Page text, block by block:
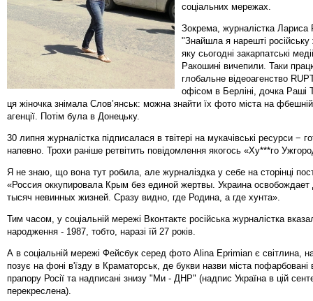
соціальних мережах.
Зокрема, журналістка
"Знайшла я нарешті російську
яку сьогодні закарпатські
Ракошині вичепили. Таки
глобальне відеоагенство
офісом в Берліні, дочка Раші
ця жіночка знімала Слов’янськ: можна знайти їх фото міста на фбешній
агенції. Потім була в Донецьку.
30 липня журналістка підписалася в твітері на мукачівські ресурси −
напевно. Трохи раніше ретвітить повідомлення якогось «Ху***го
Я не знаю, що вона тут робила, але журналіздка у себе на сторінці
«Россия оккупировала Крым без единой жертвы. Украина освобождает
тысяч невинных жизней. Сразу видно, где Родина, а где хунта».
Тим часом, у соціальній мережі Вконтактє російська журналістка
народження - 1987, тобто, наразі їй 27 років.
А в соціальній мережі Фейсбук серед фото Alina Eprimian є світлина,
позує на фоні в'їзду в Краматорськ, де букви назви міста пофарбовані
прапору Росії та надписані знизу "Ми - ДНР" (надпис Україна в цій
перекреслена).